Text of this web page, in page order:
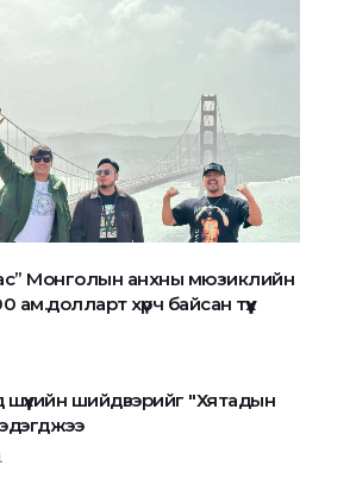
Монголын анхны мюзиклийн
ам.долларт хүрч байсан түүх
шийдвэрийг "Хятадын